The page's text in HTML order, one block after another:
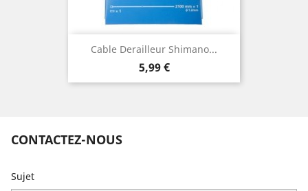
Cable Derailleur Shimano...
Prix
5,99 €
CONTACTEZ-NOUS
Sujet